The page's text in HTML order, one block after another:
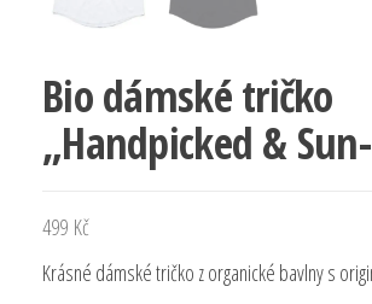
Bio dámské tričko
„Handpicked &
499 Kč
Krásné dámské tričko z organické bavlny s